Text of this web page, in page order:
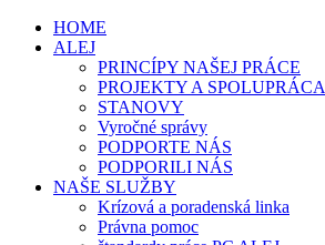
HOME
ALEJ
PRINCÍPY NAŠEJ PRÁCE
PROJEKTY A SPOLUPRÁCA
STANOVY
Vyročné správy
PODPORTE NÁS
PODPORILI NÁS
NAŠE SLUŽBY
Krízová a poradenská linka
Právna pomoc